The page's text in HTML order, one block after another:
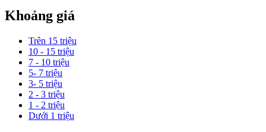
Khoảng giá
Trên 15 triệu
10 - 15 triệu
7 - 10 triệu
5- 7 triệu
3- 5 triệu
2 - 3 triệu
1 - 2 triệu
Dưới 1 triệu